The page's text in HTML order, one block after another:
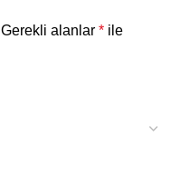
Gerekli alanlar * ile